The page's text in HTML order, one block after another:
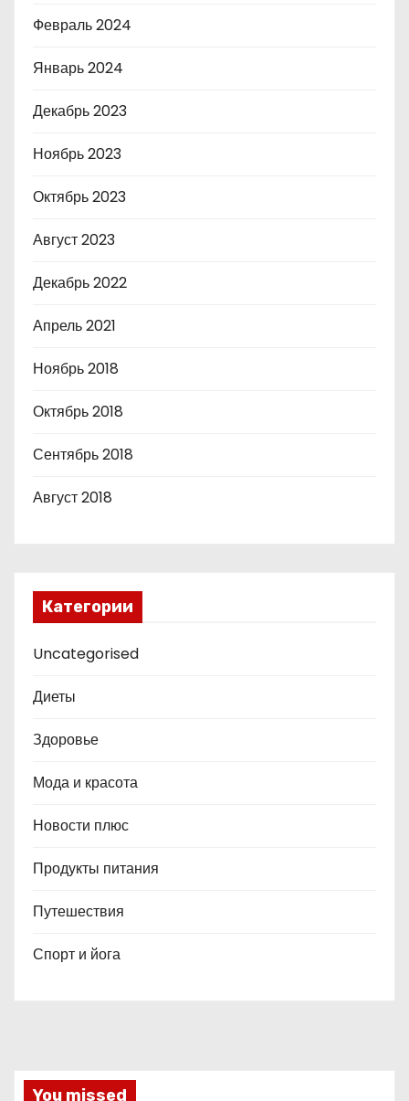
Февраль 2024
Январь 2024
Декабрь 2023
Ноябрь 2023
Октябрь 2023
Август 2023
Декабрь 2022
Апрель 2021
Ноябрь 2018
Октябрь 2018
Сентябрь 2018
Август 2018
Категории
Uncategorised
Диеты
Здоровье
Мода и красота
Новости плюс
Продукты питания
Путешествия
Спорт и йога
You missed